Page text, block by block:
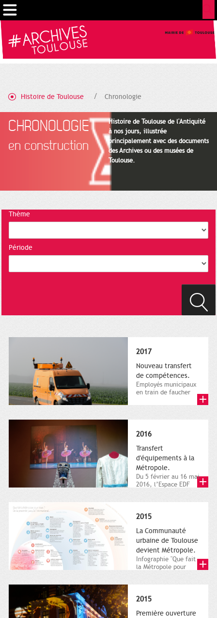
Histoire de Toulouse Chronologie
CHRONOLOGIE
en construction
Histoire de Toulouse de l'Antiquité
à nos jours, illustrée
principalement avec des documents
des Archives ou des musées de
Toulouse.
Thème
Période
2017
Nouveau transfert
de compétences.
Employés municipaux
en train de faucher
2016
Transfert
d'équipements à la
Métropole.
Du 5 février au 16 mai
2016, l’Espace EDF
2015
La Communauté
urbaine de Toulouse
devient Métropole.
Infographie "Que fait
la Métropole pour
2015
Première ouverture
Gestion de vos préférences sur les cookies